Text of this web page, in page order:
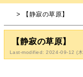
> 【静寂の草原】
【静寂の草原】
Last-modified: 2024-09-12 (